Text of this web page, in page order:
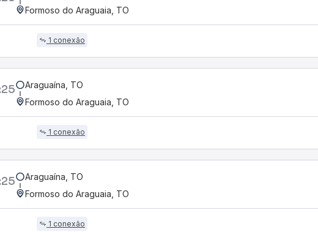
Formoso do Araguaia, TO
1 conexão
Araguaína, TO
Formoso do Araguaia, TO
1 conexão
Araguaína, TO
Formoso do Araguaia, TO
1 conexão